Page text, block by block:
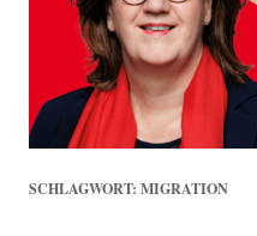
SCHLAGWORT: MIGRATION